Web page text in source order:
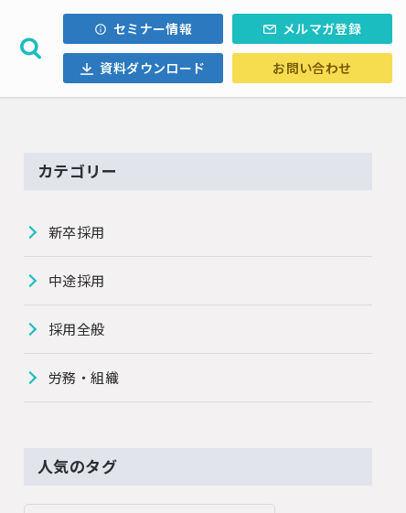
セミナー情報 メルマガ登録
資料ダウンロード お問い合わせ
カテゴリー
新卒採用
中途採用
採用全般
労務・組織
人気のタグ